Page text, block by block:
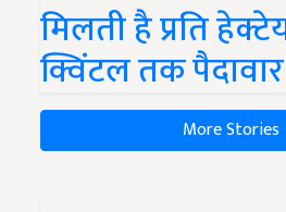
मिलती है प्रति
क्विंटल तक
More Stories